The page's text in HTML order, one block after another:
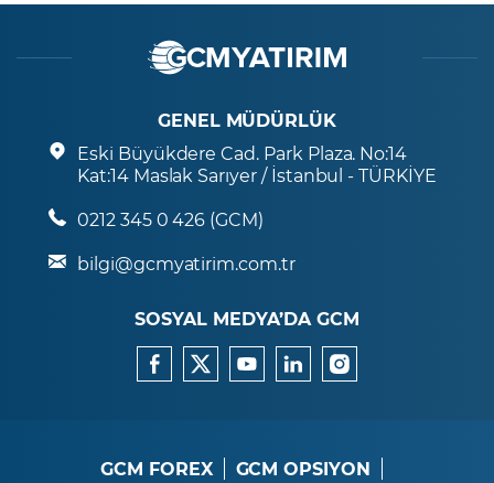
GENEL MÜDÜRLÜK
Eski Büyükdere Cad. Park Plaza. No:14
Kat:14 Maslak Sarıyer / İstanbul - TÜRKİYE
0212 345 0 426 (GCM)
bilgi@gcmyatirim.com.tr
SOSYAL MEDYA’DA GCM
GCM FOREX
GCM OPSIYON